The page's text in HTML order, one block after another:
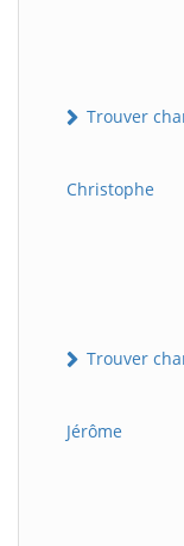
Trouver
Christophe
Trouver
Jérôme